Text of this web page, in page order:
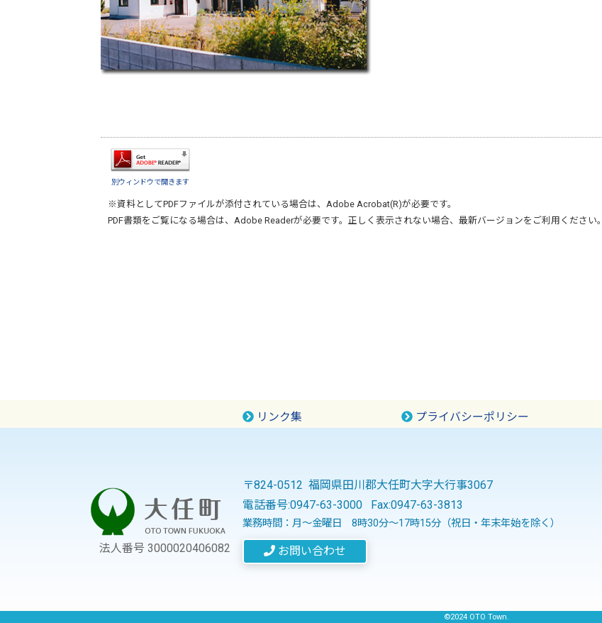
別ウィンドウで開きます
※資料としてPDFファイルが添付されている場合は、 Adobe Acrobat(R)が必要です。
PDF書類をご覧になる場合は、 Adobe Readerが必要です。正しく表示されない場合、最新バージョンをご利用ください。
リンク集 プライバシーポリシー
法人番号 3000020406082
〒824-0512 福岡県田川郡大任町大字大行事3067
電話番号:0947-63-3000 Fax:0947-63-3813
業務時間：月～金曜日 8時30分～17時15分（祝日・年末年始を除く）
お問い合わせ
©2024 OTO Town.